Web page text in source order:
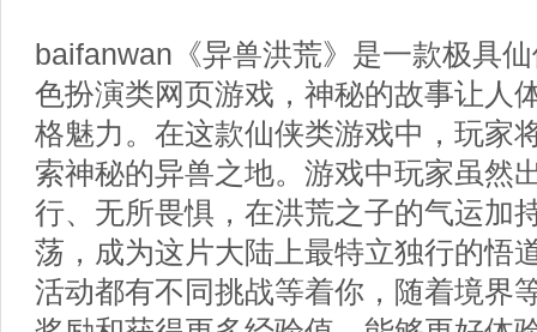
baifanwan《异兽洪荒》是一款极具
色扮演类网页游戏，神秘的故事让人
格魅力。在这款仙侠类游戏中，玩家
索神秘的异兽之地。游戏中玩家虽然
行、无所畏惧，在洪荒之子的气运加
荡，成为这片大陆上最特立独行的悟
活动都有不同挑战等着你，随着境界